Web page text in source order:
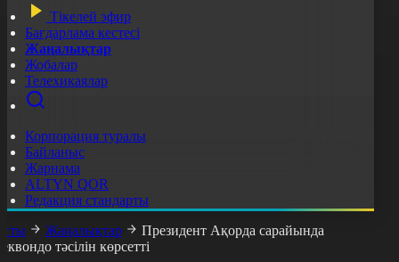
Тікелей эфир
Бағдарлама кестесі
Жаңалықтар
Жобалар
Телехикаялар
Корпорация туралы
Байланыс
Жарнама
ALTYN QOR
Редакция стандарты
Жаңалықтар
Президент Ақорда сарайында
тәсілін көрсетті